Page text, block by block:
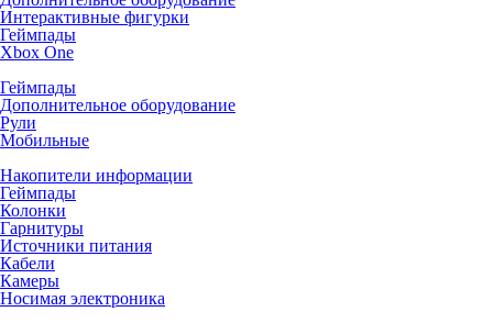
Интерактивные фигурки
Геймпады
Xbox One
Геймпады
Дополнительное оборудование
Рули
Мобильные
Накопители информации
Геймпады
Колонки
Гарнитуры
Источники питания
Кабели
Камеры
Носимая электроника